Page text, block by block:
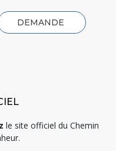
DEMANDE
le site officiel du Chemin